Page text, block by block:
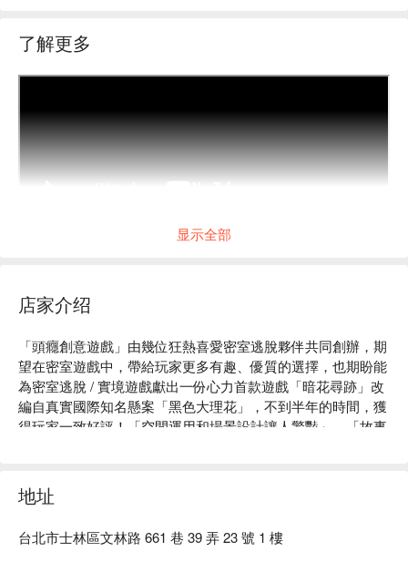
了解更多
显示全部
店家介绍
「頭癮創意遊戲」由幾位狂熱喜愛密室逃脫夥伴共同創辦，期
望在密室遊戲中，帶給玩家更多有趣、優質的選擇，也期盼能
為密室逃脫 / 實境遊戲獻出一份心力首款遊戲「暗花尋跡」改
編自真實國際知名懸案「黑色大理花」，不到半年的時間，獲
得玩家一致好評！「空間運用和場景設計讓人驚豔」、「故事
頭癮創意遊戲評價：Google 4.6 星好評
頭癮創意遊戲推薦：多人數大型主題、少人數密室逃脫
地址
台北市士林區文林路 661 巷 39 弄 23 號 1 樓